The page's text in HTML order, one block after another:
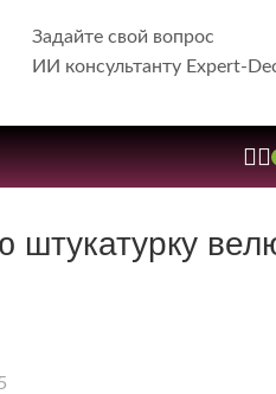
Задайте свой вопрос
ИИ консультанту Expert-
штукатурку